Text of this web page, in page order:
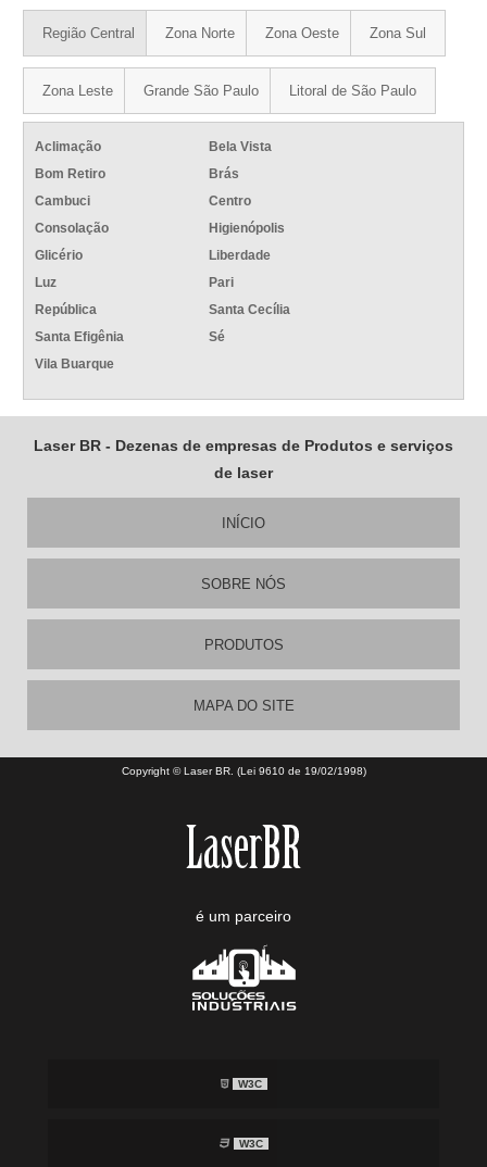
Região Central Zona Norte Zona Oeste Zona Sul
Zona Leste Grande São Paulo Litoral de São Paulo
Aclimação
Bela Vista
Bom Retiro
Brás
Cambuci
Centro
Consolação
Higienópolis
Glicério
Liberdade
Luz
Pari
República
Santa Cecília
Santa Efigênia
Sé
Vila Buarque
Laser BR - Dezenas de empresas de Produtos e serviços
de laser
INÍCIO
SOBRE NÓS
PRODUTOS
MAPA DO SITE
Copyright © Laser BR. (Lei 9610 de 19/02/1998)
é um parceiro
W3C
W3C